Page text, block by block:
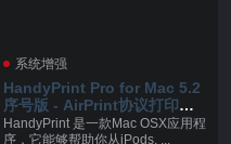
系统增强
HandyPrint Pro for Mac 5.2
序号版 - AirPrint协议打印工
具
HandyPrint 是一款Mac OSX应用程
序，它能够帮助你从iPods, ...